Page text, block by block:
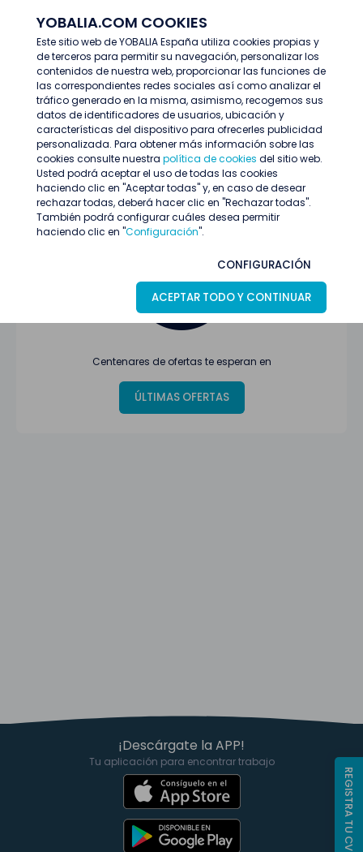
YOBALIA.COM COOKIES
Este sitio web de YOBALIA España utiliza cookies propias y
de terceros para permitir su navegación, personalizar los
contenidos de nuestra web, proporcionar las funciones de
las correspondientes redes sociales así como analizar el
tráfico generado en la misma, asimismo, recogemos sus
datos de identificadores de usuarios, ubicación y
características del dispositivo para ofrecerles publicidad
personalizada. Para obtener más información sobre las
cookies consulte nuestra política de cookies del sitio web.
Usted podrá aceptar el uso de todas las cookies
haciendo clic en "Aceptar todas" y, en caso de desear
rechazar todas, deberá hacer clic en "Rechazar todas".
También podrá configurar cuáles desea permitir
haciendo clic en "Configuración".
CONFIGURACIÓN
ACEPTAR TODO Y CONTINUAR
Últimas ofertas
Oferta no encontrada o ha finalizado su
proceso de selección
Centenares de ofertas te esperan en
ÚLTIMAS OFERTAS
¡Descárgate la APP!
Tu aplicación para encontrar trabajo
REGISTRA TU CV